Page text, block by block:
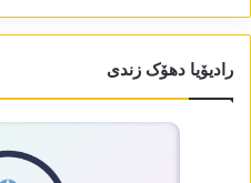
رادیۆیا دھۆک زندی